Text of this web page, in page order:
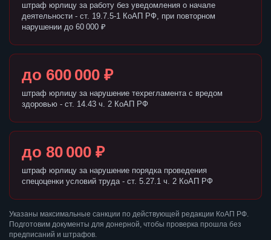
штраф юрлицу за работу без уведомления о начале
деятельности - ст. 19.7.5-1 КоАП РФ, при повторном
нарушении до 60 000 ₽
до 600 000 ₽
штраф юрлицу за нарушение техрегламента с вредом
здоровью - ст. 14.43 ч. 2 КоАП РФ
до 80 000 ₽
штраф юрлицу за нарушение порядка проведения
спецоценки условий труда - ст. 5.27.1 ч. 2 КоАП РФ
Указаны максимальные санкции по действующей редакции КоАП РФ.
Подготовим документы для донерной, чтобы проверка прошла без
предписаний и штрафов.